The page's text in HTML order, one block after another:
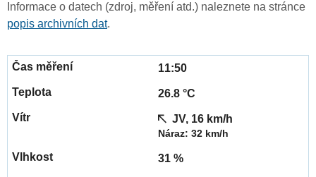
Informace o datech (zdroj, měření atd.) naleznete na stránce
popis archivních dat.
11:50
26.8 °C
JV, 16 km/h
Náraz: 32 km/h
31 %